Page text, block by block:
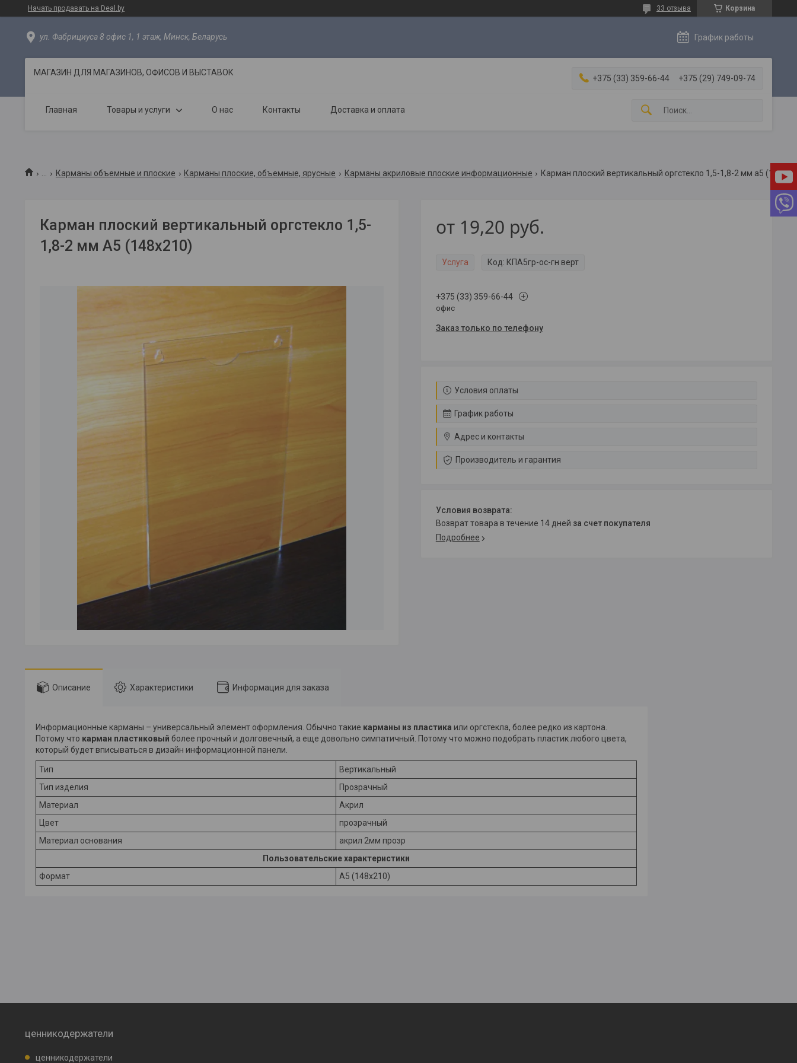
Начать продавать на Deal.by Корзина
33 отзыва
ул. Фабрициуса 8 офис 1, 1 этаж, Минск, Беларусь График работы
МАГАЗИН ДЛЯ МАГАЗИНОВ, ОФИСОВ И ВЫСТАВОК
+375 (33) 359-66-44 +375 (29) 749-09-74
Главная Товары и услуги О нас Контакты Доставка и оплата
Карманы объемные и плоские Карманы плоские, объемные, ярусные Карманы акриловые плоские информационные Карман плоский вертикальный оргстекло 1,5-1,8-2 мм а5 (148х210)
Карман плоский вертикальный оргстекло 1,5-
1,8-2 мм А5 (148х210)
от 19,20 руб.
Услуга Код: КПА5гр-ос-гн верт
+375 (33) 359-66-44
офис
Заказ только по телефону
Условия оплаты
График работы
Адрес и контакты
Производитель и гарантия
возврат товара в течение 14 дней за счет покупателя
Подробнее
Описание Характеристики Информация для заказа
Информационные карманы – универсальный элемент оформления. Обычно такие карманы из пластика или оргстекла, более редко из картона.
Потому что карман пластиковый более прочный и долговечный, а еще довольно симпатичный. Потому что можно подобрать пластик любого цвета,
который будет вписываться в дизайн информационной панели.
Тип
Вертикальный
Тип изделия
Прозрачный
Материал
Акрил
Цвет
прозрачный
Материал основания
акрил 2мм прозр
Пользовательские характеристики
Формат
А5 (148х210)
ценникодержатели
ценникодержатели